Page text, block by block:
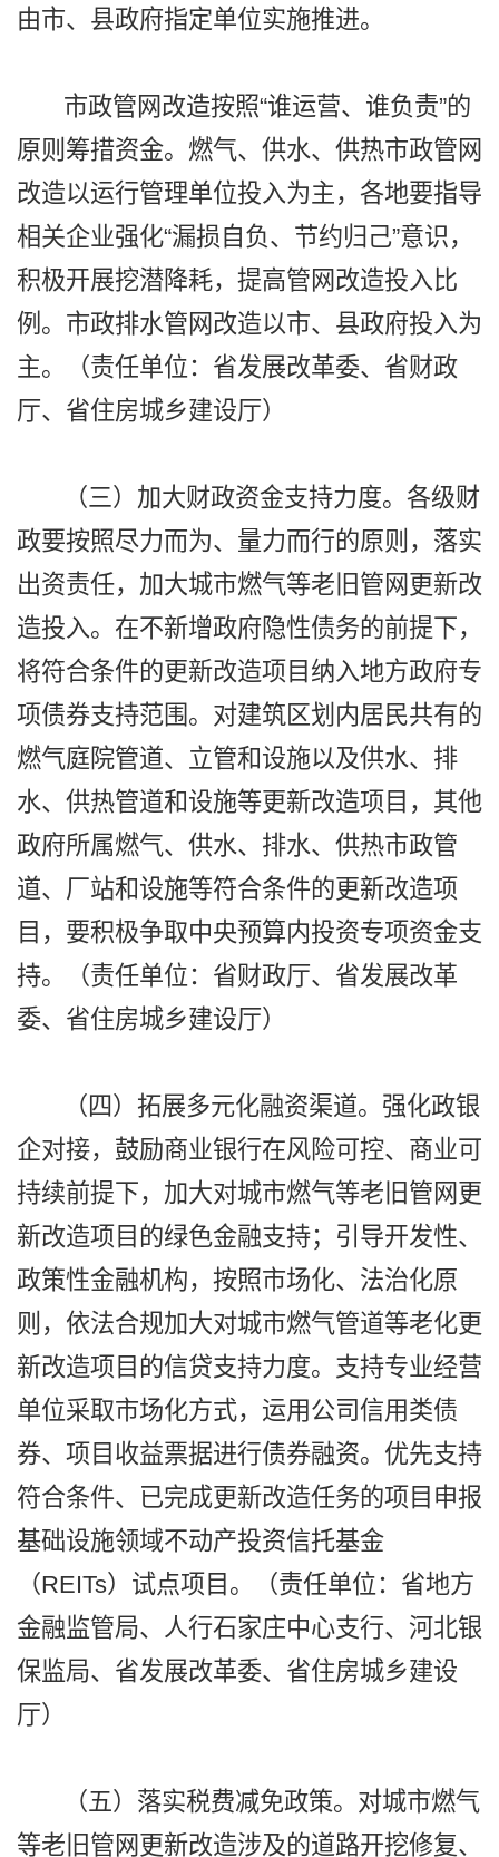
由市、县政府指定单位实施推进。
市政管网改造按照“谁运营、谁负责”的
原则筹措资金。燃气、供水、供热市政管网
改造以运行管理单位投入为主，各地要指导
相关企业强化“漏损自负、节约归己”意识，
积极开展挖潜降耗，提高管网改造投入比
例。市政排水管网改造以市、县政府投入为
主。（责任单位：省发展改革委、省财政
厅、省住房城乡建设厅）
（三）加大财政资金支持力度。各级财
政要按照尽力而为、量力而行的原则，落实
出资责任，加大城市燃气等老旧管网更新改
造投入。在不新增政府隐性债务的前提下，
将符合条件的更新改造项目纳入地方政府专
项债券支持范围。对建筑区划内居民共有的
燃气庭院管道、立管和设施以及供水、排
水、供热管道和设施等更新改造项目，其他
政府所属燃气、供水、排水、供热市政管
道、厂站和设施等符合条件的更新改造项
目，要积极争取中央预算内投资专项资金支
持。（责任单位：省财政厅、省发展改革
委、省住房城乡建设厅）
（四）拓展多元化融资渠道。强化政银
企对接，鼓励商业银行在风险可控、商业可
持续前提下，加大对城市燃气等老旧管网更
新改造项目的绿色金融支持；引导开发性、
政策性金融机构，按照市场化、法治化原
则，依法合规加大对城市燃气管道等老化更
新改造项目的信贷支持力度。支持专业经营
单位采取市场化方式，运用公司信用类债
券、项目收益票据进行债券融资。优先支持
符合条件、已完成更新改造任务的项目申报
基础设施领域不动产投资信托基金
（REITs）试点项目。（责任单位：省地方
金融监管局、人行石家庄中心支行、河北银
保监局、省发展改革委、省住房城乡建设
厅）
（五）落实税费减免政策。对城市燃气
等老旧管网更新改造涉及的道路开挖修复、